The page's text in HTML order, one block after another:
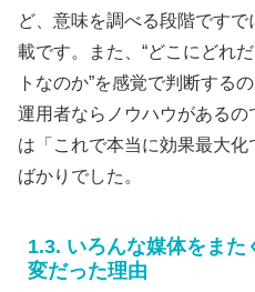
ど、意味を調べる段階です
載です。また、“どこにどれ
トなのか”を感覚で判断する
運用者ならノウハウがある
は「これで本当に効果最大
ばかりでした。
1.3. いろんな媒体をま
変だった理由